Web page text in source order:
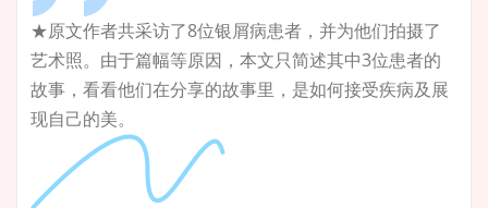
★原文作者共采访了8位银屑病患者，并为他们拍摄了
艺术照。由于篇幅等原因，本文只简述其中3位患者的
故事，看看他们在分享的故事里，是如何接受疾病及展
现自己的美。